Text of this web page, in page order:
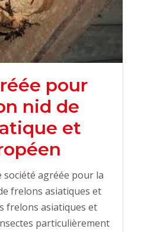
pour
nid de
et
agréée pour la
frelons asiatiques et
frelons asiatiques et
particulièrement